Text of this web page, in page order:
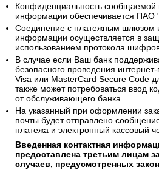
Конфиденциальность сообщаемой
информации обеспечивается ПАО
Соединение с платежным шлюзом
информации осуществляется в
использованием протокола
В случае если Ваш банк
безопасного проведения
Visa или MasterCard Secure Code
также может потребоваться ввод
от обслуживающего банка.
На указанный при оформлении
почты будет отправлено
платежа и электронный кассовый
Введенная контактная
предоставлена третьим лицам
случаев, предусмотренных